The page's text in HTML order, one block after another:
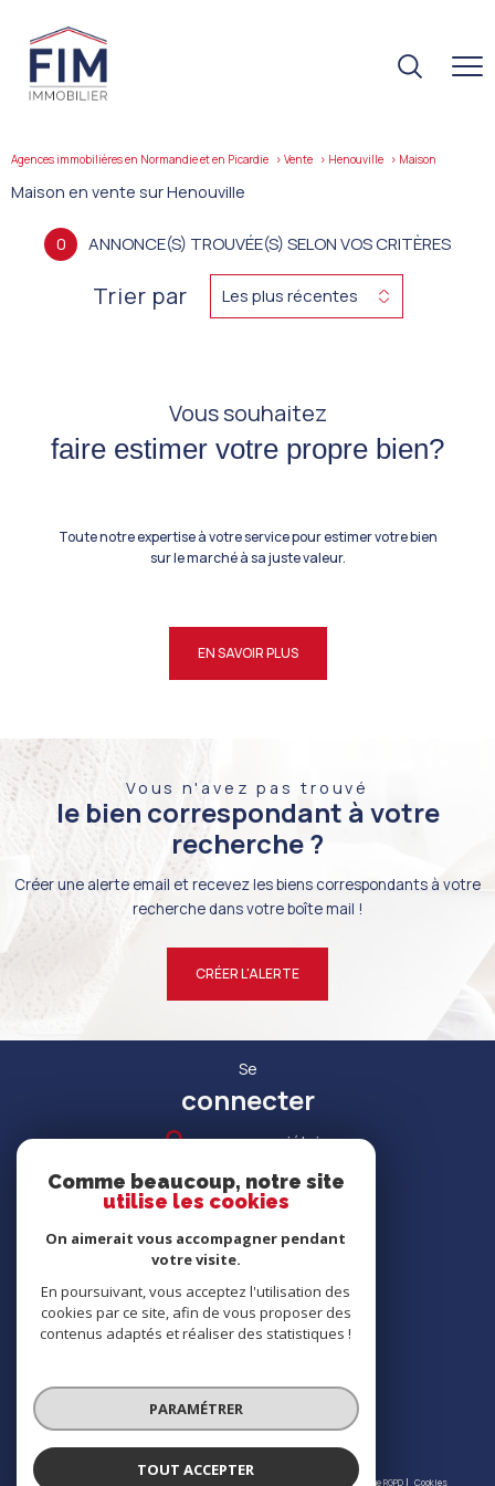
Agences immobilières en Normandie et en Picardie Vente Henouville maison
Maison en vente sur Henouville
0 ANNONCE(S) TROUVÉE(S) SELON VOS CRITÈRES
Trier par Les plus récentes
Vous souhaitez
faire estimer votre propre bien?
Toute notre expertise à votre service pour estimer votre bien
sur le marché à sa juste valeur.
EN SAVOIR PLUS
Vous n'avez pas trouvé
le bien correspondant à votre
recherche ?
Créer une alerte email et recevez les biens correspondants à votre
recherche dans votre boîte mail !
CRÉER L'ALERTE
Se
connecter
espace propriétaire
Nous
© 2026 | Tous droits réservés | Traduction powered by Google |
Politique RGPD Cookies
Comme beaucoup, notre site
utilise les cookies
On aimerait vous accompagner pendant
votre visite.
En poursuivant, vous acceptez l'utilisation des
cookies par ce site, afin de vous proposer des
contenus adaptés et réaliser des statistiques !
PARAMÉTRER
TOUT ACCEPTER